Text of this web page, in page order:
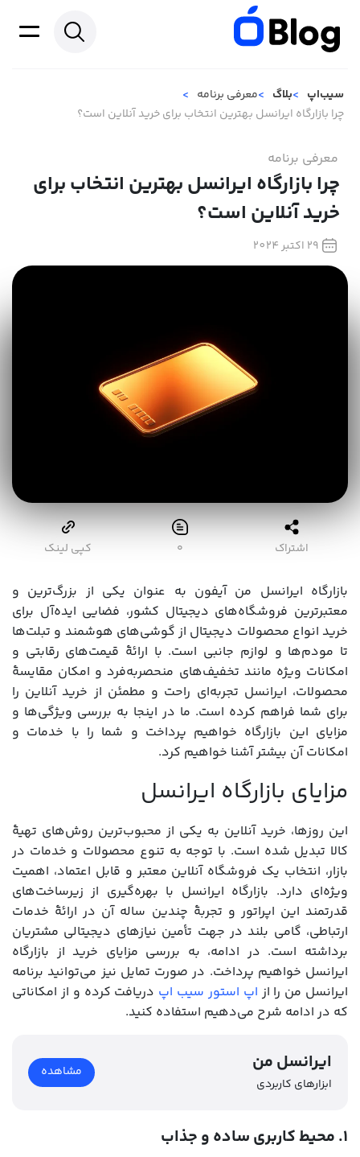
سیب‌اپ بلاگ
معرفی برنامه
چرا بازارگاه ایرانسل بهترین انتخاب برای خرید آنلاین است؟
معرفی برنامه
چرا بازارگاه ایرانسل بهترین انتخاب برای
خرید آنلاین است؟
29 اکتبر 2024
اشتراک ۰ کپی لینک
بازارگاه ایرانسل من آیفون به عنوان یکی از بزرگ‌ترین و
معتبرترین فروشگاه‌های دیجیتال کشور، فضایی ایده‌آل برای
خرید انواع محصولات دیجیتال از گوشی‌های هوشمند و تبلت‌ها
تا مودم‌ها و لوازم جانبی است. با ارائۀ قیمت‌های رقابتی و
امکانات ویژه مانند تخفیف‌های منحصربه‌فرد و امکان مقایسۀ
محصولات، ایرانسل تجربه‌ای راحت و مطمئن از خرید آنلاین را
برای شما فراهم کرده است. ما در اینجا به بررسی ویژگی‌ها و
مزایای این بازارگاه خواهیم پرداخت و شما را با خدمات و
امکانات آن بیشتر آشنا خواهیم کرد.
مزایای بازارگاه ایرانسل
این روزها، خرید آنلاین به یکی از محبوب‌ترین روش‌های تهیۀ
کالا تبدیل شده است. با توجه به تنوع محصولات و خدمات در
بازار، انتخاب یک فروشگاه آنلاین معتبر و قابل اعتماد، اهمیت
ویژه‌ای دارد. بازارگاه ایرانسل با بهره‌گیری از زیرساخت‌های
قدرتمند این اپراتور و تجربۀ چندین ساله آن در ارائۀ خدمات
ارتباطی، گامی بلند در جهت تأمین نیازهای دیجیتالی مشتریان
برداشته است. در ادامه، به بررسی مزایای خرید از بازارگاه
ایرانسل خواهیم پرداخت. در صورت تمایل نیز می‌توانید برنامه
ایرانسل من را از اپ استور سیب اپ دریافت کرده و از امکاناتی
که در ادامه شرح می‌دهیم استفاده کنید.
ایرانسل من
ابزارهای کاربردی
مشاهده
۱. محیط کاربری ساده و جذاب